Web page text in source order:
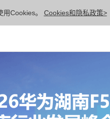
Cookies。 Cookies和隐私政策>